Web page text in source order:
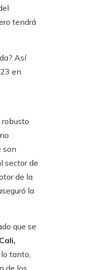
tendrá
Así
en
robusto
son
sector de
de la
la
que se
Cali,
lo tanto,